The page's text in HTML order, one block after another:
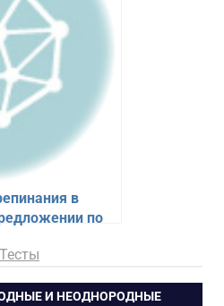
в
по
Тесты
И НЕОДНОРОДНЫЕ